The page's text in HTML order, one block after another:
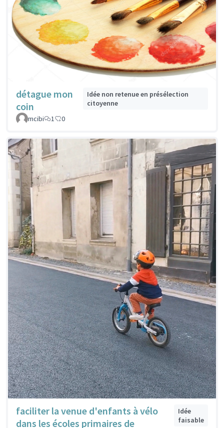
détague mon
coin
Idée non retenue en présélection
citoyenne
mcibi
1 0
faciliter la venue d'enfants à vélo
dans les écoles primaires de
Idée
faisable